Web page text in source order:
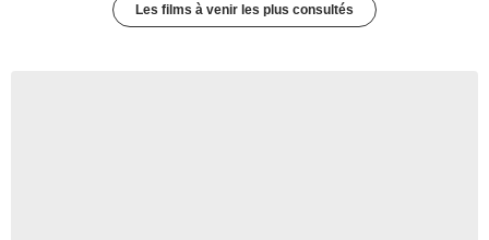
Les films à venir les plus consultés